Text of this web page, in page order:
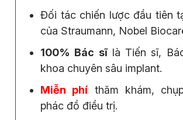
Đối tác chiến lược đầu tiên
của Straumann, Nobel
100% Bác sĩlà Tiến sĩ,
khoa chuyên sâu implant.
Miễn phí thăm khám,
phác đồ điều trị.